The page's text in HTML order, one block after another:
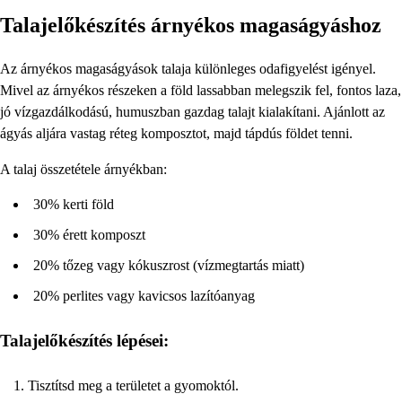
Talajelőkészítés árnyékos magaságyáshoz
Az árnyékos magaságyások talaja különleges odafigyelést igényel.
Mivel az árnyékos részeken a föld lassabban melegszik fel, fontos laza,
jó vízgazdálkodású, humuszban gazdag talajt kialakítani. Ajánlott az
ágyás aljára vastag réteg komposztot, majd tápdús földet tenni.
A talaj összetétele árnyékban:
30% kerti föld
30% érett komposzt
20% tőzeg vagy kókuszrost (vízmegtartás miatt)
20% perlites vagy kavicsos lazítóanyag
Talajelőkészítés lépései:
Tisztítsd meg a területet a gyomoktól.